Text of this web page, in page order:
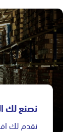
نصنع لك
نقدم لك